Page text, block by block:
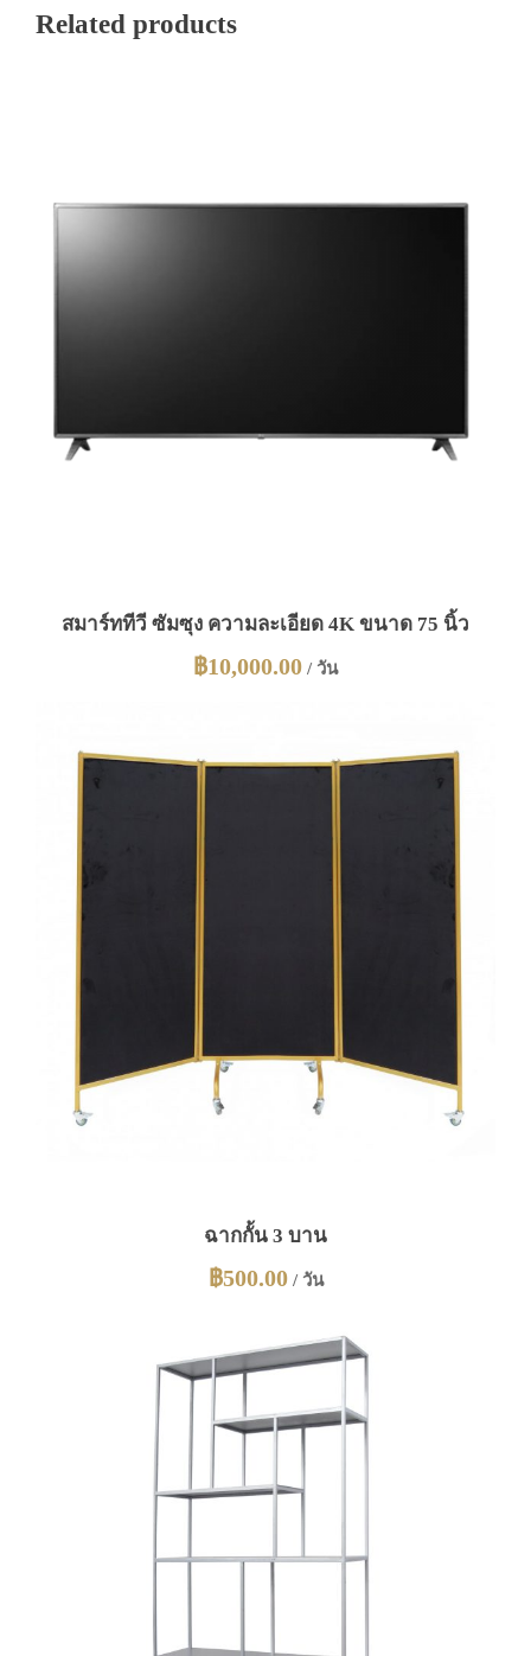
Related products
สมาร์ททีวี ซัมซุง ความละเอียด 4K ขนาด 75 นิ้ว
฿10,000.00 / วัน
ฉากกั้น 3 บาน
฿500.00/ วัน